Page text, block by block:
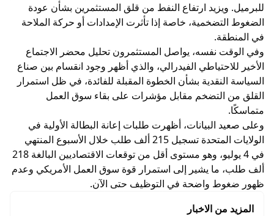
للبرميل. ويزيد ارتفاع النفط من قلق المستثمرين بشأن عودة
الضغوط التضخمية، خاصة إذا تأثرت الإمدادات أو حركة الملاحة
في المنطقة.
وفي الوقت نفسه، يواصل المستثمرون تحليل محضر الاجتماع
الأخير للاحتياطي الفيدرالي، والذي أظهر وجود انقسام بين صناع
السياسة النقدية بشأن الخطوة المقبلة للفائدة، في ظل استمرار
القلق من التضخم مقابل مؤشرات على بقاء سوق العمل
متماسكًا.
وعلى صعيد البيانات، أظهرت طلبات إعانة البطالة الأولية في
الولايات المتحدة تسجيل 215 ألف طلب خلال الأسبوع المنتهي
في 4 يوليو، وهو مستوى أقل من توقعات الاقتصاديين البالغة 218
ألف طلب، ما يشير إلى استمرار قوة سوق العمل الأمريكي وعدم
ظهور ضغوط واضحة في التوظيف حتى الآن.
المزيد من الاخبار